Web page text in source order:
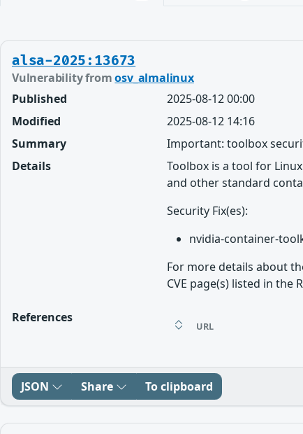
alsa-2025:13673
Vulnerability fromosv_almalinux
Published
2025-08-12 00:00
Modified
2025-08-12 14:16
Summary
Important: toolbox
Details
Toolbox is a tool for
and other standard
Security Fix(es):
nvidia-container-
For more details about
CVE page(s) listed in the
References
URL
JSON Share To clipboard